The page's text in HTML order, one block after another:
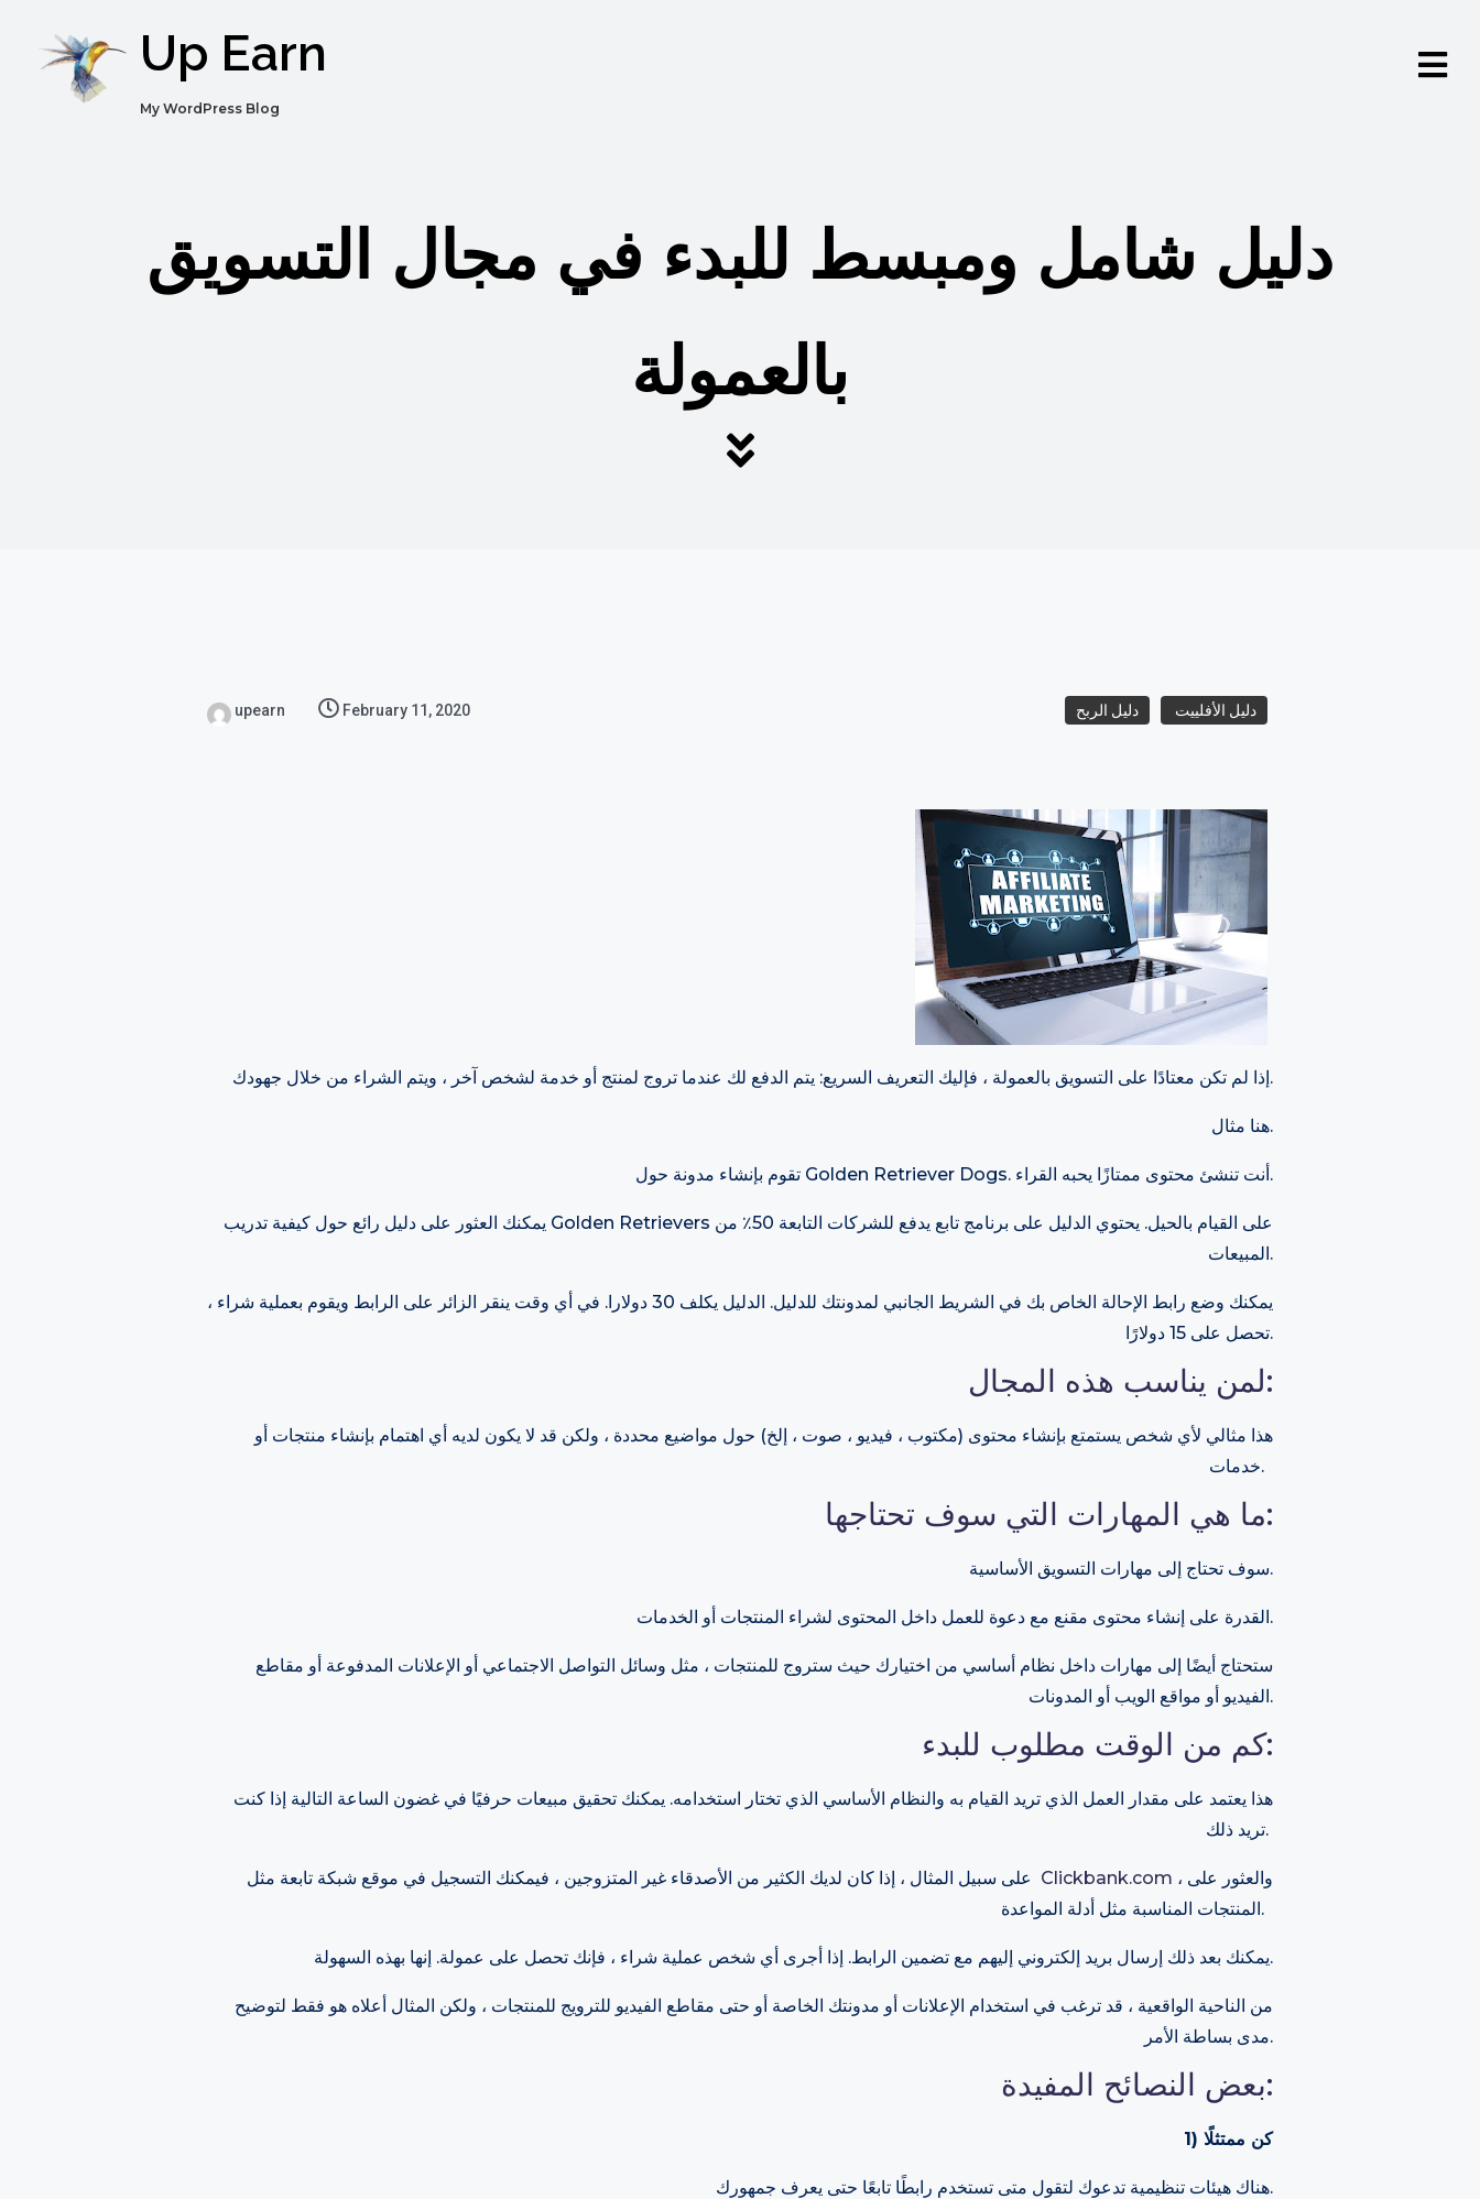
Up Earn
My WordPress Blog
دليل شامل ومبسط للبدء في مجال التسويق
بالعمولة
upearn February 11, 2020 دليل الأفلييت دليل الربح
إذا لم تكن معتادًا على التسويق بالعمولة ، فإليك التعريف السريع: يتم الدفع لك عندما تروج لمنتج أو خدمة لشخص آخر ، ويتم الشراء من خلال جهودك.
هنا مثال.
تقوم بإنشاء مدونة حول Golden Retriever Dogs. أنت تنشئ محتوى ممتازًا يحبه القراء.
يمكنك العثور على دليل رائع حول كيفية تدريب Golden Retrievers على القيام بالحيل. يحتوي الدليل على برنامج تابع يدفع للشركات التابعة 50٪ من
المبيعات.
يمكنك وضع رابط الإحالة الخاص بك في الشريط الجانبي لمدونتك للدليل. الدليل يكلف 30 دولارا. في أي وقت ينقر الزائر على الرابط ويقوم بعملية شراء ،
تحصل على 15 دولارًا.
لمن يناسب هذه المجال:
هذا مثالي لأي شخص يستمتع بإنشاء محتوى (مكتوب ، فيديو ، صوت ، إلخ) حول مواضيع محددة ، ولكن قد لا يكون لديه أي اهتمام بإنشاء منتجات أو
خدمات.
ما هي المهارات التي سوف تحتاجها:
سوف تحتاج إلى مهارات التسويق الأساسية.
القدرة على إنشاء محتوى مقنع مع دعوة للعمل داخل المحتوى لشراء المنتجات أو الخدمات.
ستحتاج أيضًا إلى مهارات داخل نظام أساسي من اختيارك حيث ستروج للمنتجات ، مثل وسائل التواصل الاجتماعي أو الإعلانات المدفوعة أو مقاطع
الفيديو أو مواقع الويب أو المدونات.
كم من الوقت مطلوب للبدء:
هذا يعتمد على مقدار العمل الذي تريد القيام به والنظام الأساسي الذي تختار استخدامه. يمكنك تحقيق مبيعات حرفيًا في غضون الساعة التالية إذا كنت
تريد ذلك.
Clickbank.com ، والعثور على
المنتجات المناسبة مثل أدلة المواعدة.
يمكنك بعد ذلك إرسال بريد إلكتروني إليهم مع تضمين الرابط. إذا أجرى أي شخص عملية شراء ، فإنك تحصل على عمولة. إنها بهذه السهولة.
من الناحية الواقعية ، قد ترغب في استخدام الإعلانات أو مدونتك الخاصة أو حتى مقاطع الفيديو للترويج للمنتجات ، ولكن المثال أعلاه هو فقط لتوضيح
مدى بساطة الأمر.
بعض النصائح المفيدة:
1) كن ممتثلًا
هناك هيئات تنظيمية تدعوك لتقول متى تستخدم رابطًا تابعًا حتى يعرف جمهورك.